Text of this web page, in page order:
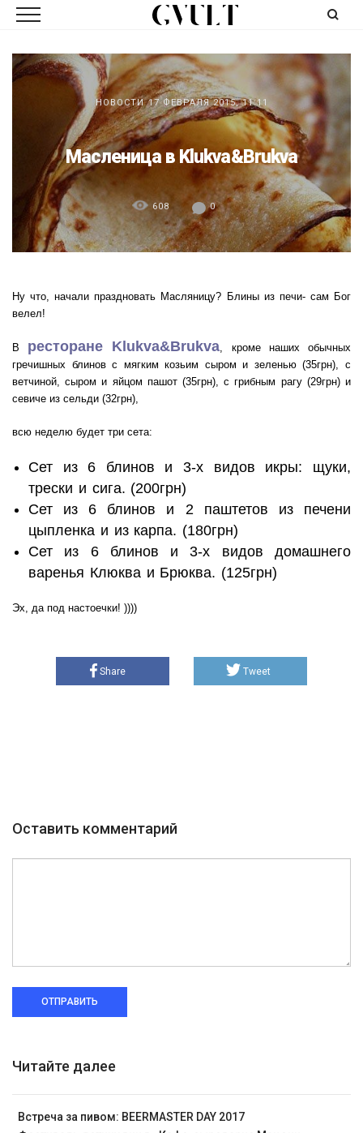
НОВОСТИ 17 ФЕВРАЛЯ 2015, 11:11
Масленица в Klukva&Brukva
608 0
Ну что, начали праздновать Масляницу? Блины из печи- сам Бог
велел!
В ресторане Klukva&Brukva, кроме наших обычных
гречишных блинов с мягким козьим сыром и зеленью (35грн), с
ветчиной, сыром и яйцом пашот (35грн), с грибным рагу (29грн) и
севиче из сельди (32грн),
всю неделю будет три сета:
Сет из 6 блинов и 3-х видов икры: щуки,
трески и сига. (200грн)
Сет из 6 блинов и 2 паштетов из печени
цыпленка и из карпа. (180грн)
Сет из 6 блинов и 3-х видов домашнего
варенья Клюква и Брюква. (125грн)
Эх, да под настоечки! ))))
Share Tweet
Оставить комментарий
ОТПРАВИТЬ
Читайте далее
Встреча за пивом: BEERMASTER DAY 2017